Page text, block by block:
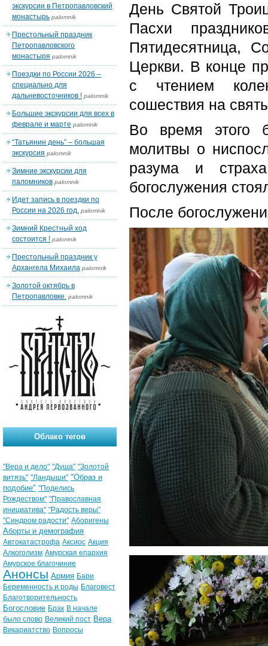
День Святой
Пасхи
Пятидесятница,
Церкви. В конце
с чтением
сошествия на
Во время этого
молитвы о
разума и
богослужения
После
экскурсии в Петропавловский
монастырь palomnik
Престольный праздник
Петропавловского
монастыря palomnik
Поездки по России 2026 –
специально для
дальневосточников ! palomnik
Большие экскурсии для всех в
феврале и марте palomnik
“Татьянин день” – большая
экскурсия palomnik
Зимние экскурсии для
паломников palomnik
Идет запись в поездки по
России на 2026 год. palomnik
Зимний Крестный ход
состоится ! palomnik
Престольный праздник у
Архангела Михаила palomnik
Золотой октябрь в
Петропавловке. palomnik
Облако тегов
"Вера и дело" "Душа" "Золотой
витязь" "Ландыши" "Образ и
подобие" "Поделись
Рождеством" "Православная
инициатива" "Радость веры"
"Синдром радости" Аборигены
Аборты и демография
Автокатастрофа Аксиос Акция
Алкоголизм Амурская епархия
Амурское благочиние
Анонсы Армия Бари
Беременность и роды Благовест
Благотворительность
Богословие Брак В начале
было слово Великий пост Вера
Викариатство Вопросы